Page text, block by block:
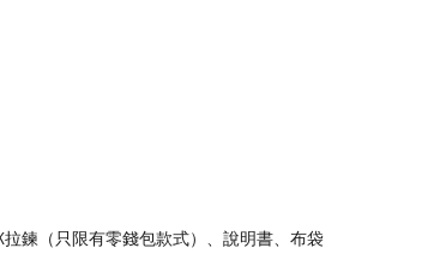
鍊（只限有零錢包款式）、說明書、布袋